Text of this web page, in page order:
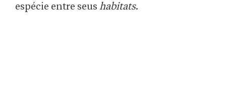
espécie entre seus habitats.